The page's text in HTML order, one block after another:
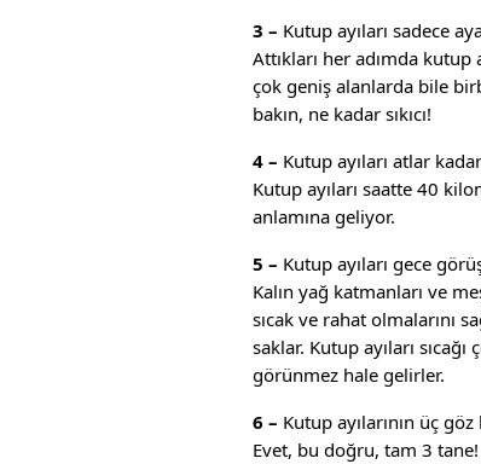
3 – Kutup ayıları sadece
Attıkları her adımda kutup
çok geniş alanlarda bile
bakın, ne kadar sıkıcı!
4 – Kutup ayıları atlar
Kutup ayıları saatte 40
anlamına geliyor.
5 – Kutup ayıları gece
Kalın yağ katmanları ve
sıcak ve rahat olmalarını
saklar. Kutup ayıları
görünmez hale gelirler.
6 – Kutup ayılarının üç göz
Evet, bu doğru, tam 3